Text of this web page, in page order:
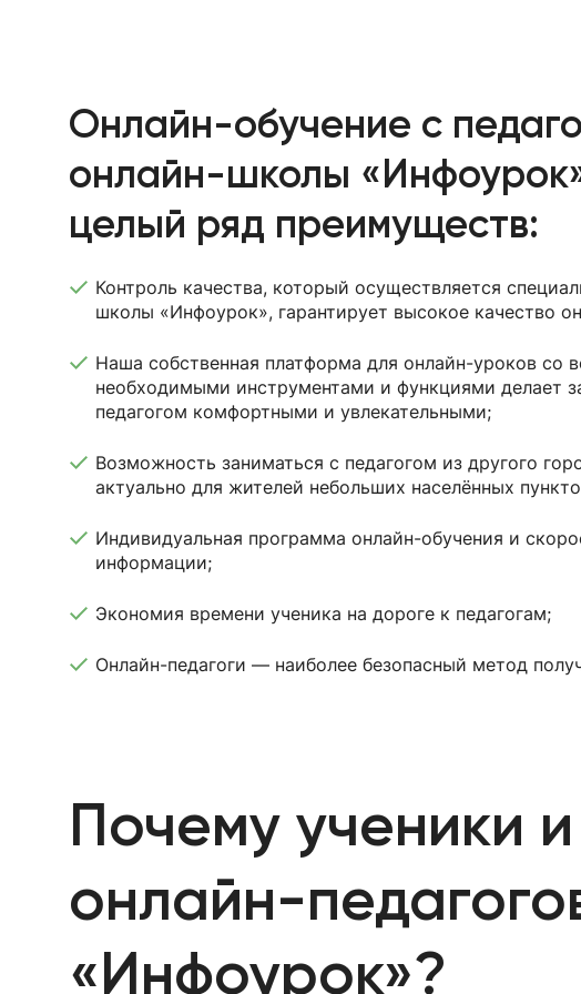
Онлайн-обучение с
онлайн-школы
целый ряд преимуществ:
Контроль качества, который осуществляется
школы «Инфоурок», гарантирует высокое качество
Наша собственная платформа для онлайн-уроков со
необходимыми инструментами и функциями делает
педагогом комфортными и увлекательными;
Возможность заниматься с педагогом из другого
актуально для жителей небольших населённых
Индивидуальная программа онлайн-обучения и
информации;
Экономия времени ученика на дороге к педагогам;
Онлайн-педагоги — наиболее безопасный метод
Почему ученики
онлайн-
«Инфоурок»?